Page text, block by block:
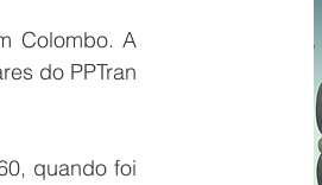
Colombo. A
do PPTran
quando foi